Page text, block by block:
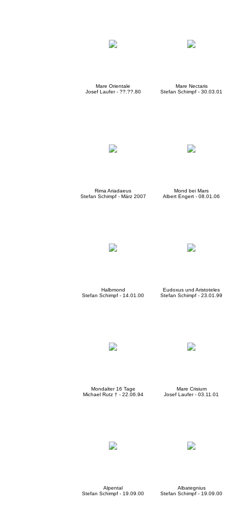
Mare Orientale
Josef Laufer - ??.??.80
Mare Nectaris
Stefan Schimpf - 30.03.01
Rima Ariadaeus
Stefan Schimpf - März 2007
Mond bei Mars
Albert Engert - 08.01.06
Halbmond
Stefan Schimpf - 14.01.00
Eudoxus und Aristoteles
Stefan Schimpf - 23.01.99
Mondalter 16 Tage
Michael Rutz † - 22.06.94
Mare Crisium
Josef Laufer - 03.11.01
Alpental
Stefan Schimpf - 19.09.00
Albategnius
Stefan Schimpf - 19.09.00